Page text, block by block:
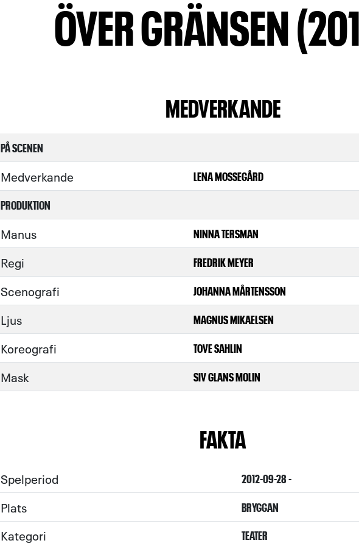
ÖVER GRÄNSEN
MEDVERKANDE
PÅ SCENEN
Medverkande
LENA MOSSEGÅRD
PRODUKTION
Manus NINNA TERSMAN
Regi FREDRIK MEYER
Scenografi JOHANNA MÅRTENSSON
Ljus MAGNUS MIKAELSEN
Koreografi TOVE SAHLIN
Mask SIV GLANS MOLIN
FAKTA
Spelperiod 2012-09-28 -
Plats BRYGGAN
Kategori TEATER